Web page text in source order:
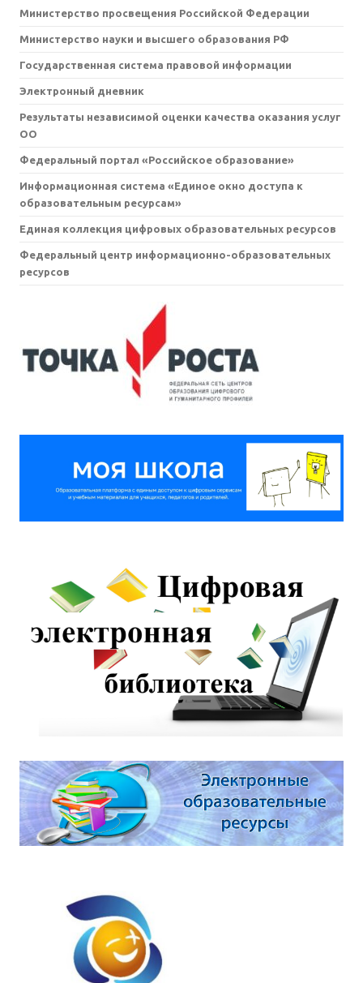
Министерство просвещения Российской Федерации
Министерство науки и высшего образования РФ
Государственная система правовой информации
Электронный дневник
Результаты независимой оценки качества оказания услуг
ОО
Федеральный портал «Российское образование»
Информационная система «Единое окно доступа к
образовательным ресурсам»
Единая коллекция цифровых образовательных ресурсов
Федеральный центр информационно-образовательных
ресурсов